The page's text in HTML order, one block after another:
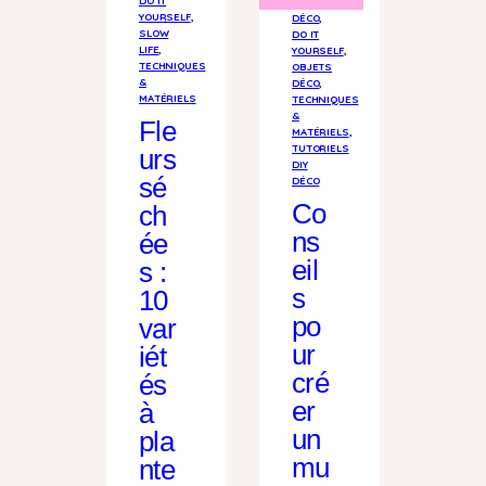
YOURSELF
SLOW
LIFE
TECHNIQUES
&
MATÉRIELS
Fle
urs
sé
ch
ée
s :
10
var
iét
és
à
pla
nte
DÉCO
DO IT
YOURSELF
OBJETS
DÉCO
TECHNIQUES
&
MATÉRIELS
TUTORIELS
DIY
DÉCO
Co
ns
eil
s
po
ur
cré
er
un
mu